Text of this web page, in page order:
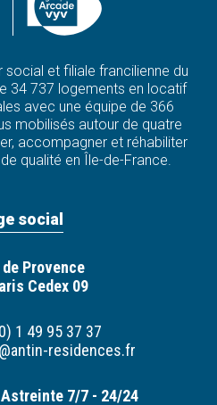
social et filiale francilienne du
34 737 logements en locatif
avec une équipe de 366
mobilisés autour de quatre
accompagner et réhabiliter
qualité en Île-de-France.
social
Provence
Cedex 09
1 49 95 37 37
residences.fr
7/7 - 24/24